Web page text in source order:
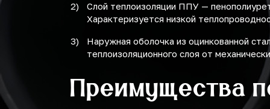
Слой теплоизоляции ППУ —
Характеризуется низкой
Наружная оболочка из оцинкованной
теплоизоляционного слоя от
Преимущества